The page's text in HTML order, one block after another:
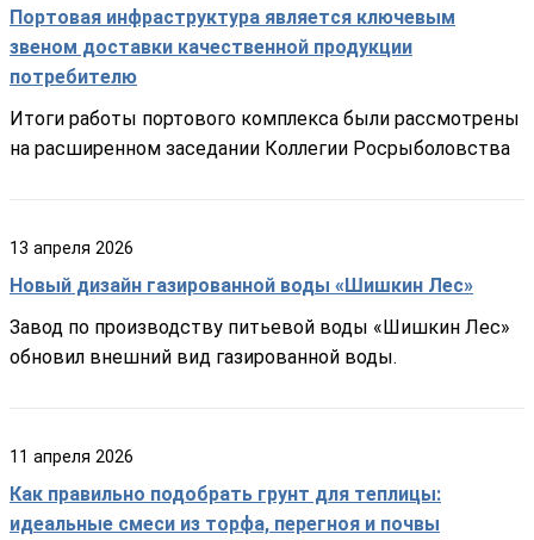
Портовая инфраструктура является ключевым
звеном доставки качественной продукции
потребителю
Итоги работы портового комплекса были рассмотрены
на расширенном заседании Коллегии Росрыболовства
13 апреля 2026
Новый дизайн газированной воды «Шишкин Лес»
Завод по производству питьевой воды «Шишкин Лес»
обновил внешний вид газированной воды.
11 апреля 2026
Как правильно подобрать грунт для теплицы:
идеальные смеси из торфа, перегноя и почвы